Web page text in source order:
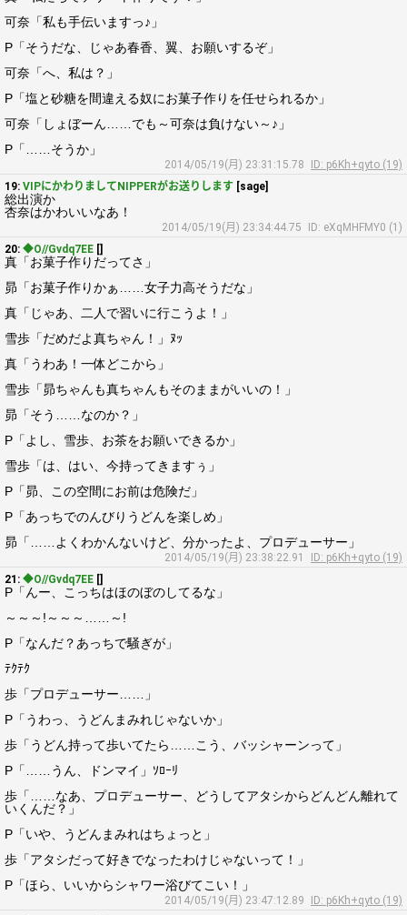
可奈「私も手伝いますっ♪」
P「そうだな、じゃあ春香、翼、お願いするぞ」
可奈「へ、私は？」
P「塩と砂糖を間違える奴にお菓子作りを任せられるか」
可奈「しょぼーん……でも～可奈は負けない～♪」
P「……そうか」
2014/05/19(月) 23:31:15.78
ID: p6Kh+qyto (19)
19: VIPにかわりましてNIPPERがお送りします [sage]
総出演か
杏奈はかわいいなあ！
2014/05/19(月) 23:34:44.75
ID: eXqMHFMY0 (1)
20: ◆O//Gvdq7EE []
真「お菓子作りだってさ」
昴「お菓子作りかぁ……女子力高そうだな」
真「じゃあ、二人で習いに行こうよ！」
雪歩「だめだよ真ちゃん！」ﾇｯ
真「うわあ！一体どこから」
雪歩「昴ちゃんも真ちゃんもそのままがいいの！」
昴「そう……なのか？」
P「よし、雪歩、お茶をお願いできるか」
雪歩「は、はい、今持ってきますぅ」
P「昴、この空間にお前は危険だ」
P「あっちでのんびりうどんを楽しめ」
昴「……よくわかんないけど、分かったよ、プロデューサー」
2014/05/19(月) 23:38:22.91
ID: p6Kh+qyto (19)
21: ◆O//Gvdq7EE []
P「んー、こっちはほのぼのしてるな」
～～～!～～～……～!
P「なんだ？あっちで騒ぎが」
ﾃｸﾃｸ
歩「プロデューサー……」
P「うわっ、うどんまみれじゃないか」
歩「うどん持って歩いてたら……こう、バッシャーンって」
P「……うん、ドンマイ」ｿﾛｰﾘ
歩「……なあ、プロデューサー、どうしてアタシからどんどん離れて
いくんだ？」
P「いや、うどんまみれはちょっと」
歩「アタシだって好きでなったわけじゃないって！」
P「ほら、いいからシャワー浴びてこい！」
2014/05/19(月) 23:47:12.89
ID: p6Kh+qyto (19)